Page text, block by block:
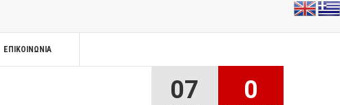
ΕΠΙΚΟΙΝΩΝΊΑ
07 0